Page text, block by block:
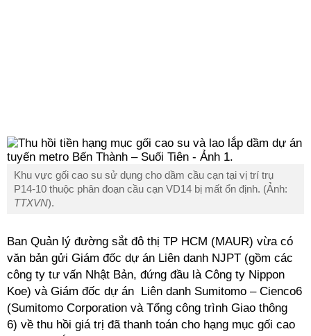
Khu vực gối cao su sử dụng cho dầm cầu cạn tại vị trí trụ
P14-10 thuộc phân đoạn cầu cạn VD14 bị mất ổn định. (Ảnh:
TTXVN).
Ban Quản lý đường sắt đô thị TP HCM (MAUR) vừa có
văn bản gửi Giám đốc dự án Liên danh NJPT (gồm các
công ty tư vấn Nhật Bản, đứng đầu là Công ty Nippon
Koe) và Giám đốc dự án Liên danh Sumitomo – Cienco6
(Sumitomo Corporation và Tổng công trình Giao thông
6) về thu hồi giá trị đã thanh toán cho hạng mục gối cao